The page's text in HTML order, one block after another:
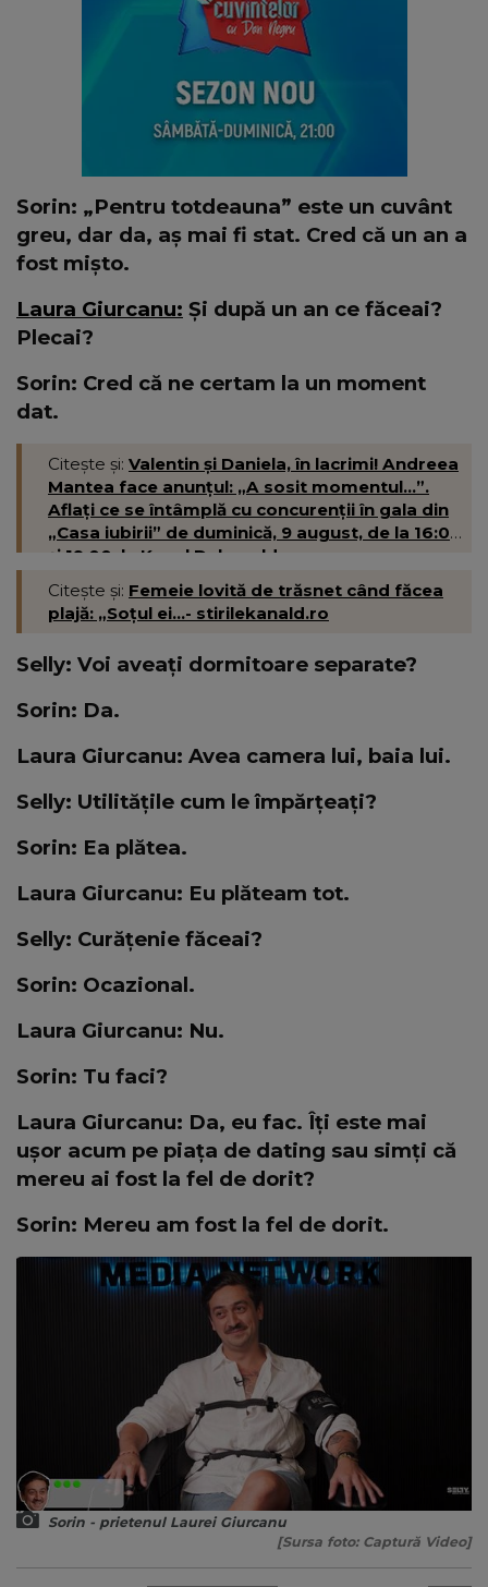
Sorin: „Pentru totdeauna” este un cuvânt
greu, dar da, aș mai fi stat. Cred că un an a
fost mișto.
Laura Giurcanu: Și după un an ce făceai?
Plecai?
Sorin: Cred că ne certam la un moment
dat.
Citește și: Valentin și Daniela, în lacrimi! Andreea
Mantea face anunțul: „A sosit momentul...”.
Aflați ce se întâmplă cu concurenții în gala din
„Casa iubirii” de duminică, 9 august, de la 16:00
și 19:00, la Kanal D- kanald.ro
Citește și: Femeie lovită de trăsnet când făcea
plajă: „Soțul ei...- stirilekanald.ro
Selly: Voi aveați dormitoare separate?
Sorin: Da.
Laura Giurcanu: Avea camera lui, baia lui.
Selly: Utilitățile cum le împărțeați?
Sorin: Ea plătea.
Laura Giurcanu: Eu plăteam tot.
Selly: Curățenie făceai?
Sorin: Ocazional.
Laura Giurcanu: Nu.
Sorin: Tu faci?
Laura Giurcanu: Da, eu fac. Îți este mai
ușor acum pe piața de dating sau simți că
mereu ai fost la fel de dorit?
Sorin: Mereu am fost la fel de dorit.
Sorin - prietenul Laurei Giurcanu
[Sursa foto: Captură Video]